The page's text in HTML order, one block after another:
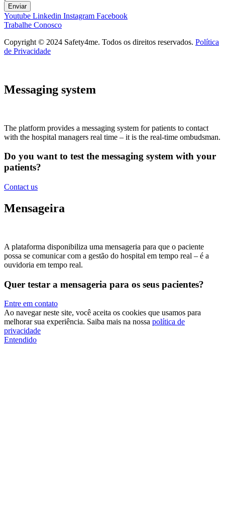
Enviar
Youtube Linkedin Instagram Facebook
Trabalhe Conosco
Copyright © 2024 Safety4me. Todos os direitos reservados. Política
de Privacidade
Messaging system
The platform provides a messaging system for patients to contact
with the hospital managers real time – it is the real-time ombudsman.
Do you want to test the messaging system with your
patients?
Contact us
Mensageira
A plataforma disponibiliza uma mensageria para que o paciente
possa se comunicar com a gestão do hospital em tempo real – é a
ouvidoria em tempo real.
Quer testar a mensageria para os seus pacientes?
Entre em contato
Ao navegar neste site, você aceita os cookies que usamos para
melhorar sua experiência. Saiba mais na nossa política de
privacidade
Entendido